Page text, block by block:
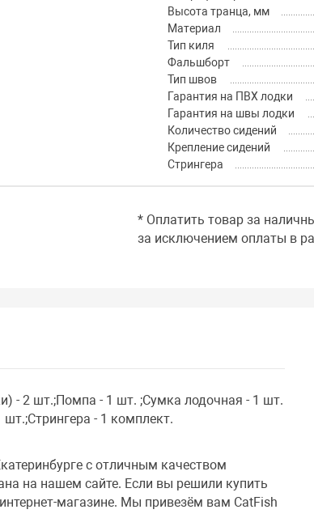
Высота транца, мм
Материал
Тип киля
Фальшборт
Тип швов
Гарантия на ПВХ лодки
Гарантия на швы лодки
Количество сидений
Крепление сидений
Стрингера
* Оплатить товар за
за исключением оплаты в
- 2 шт.;Помпа - 1 шт. ;Сумка лодочная - 1 шт.
- 1 комплект.
с отличным качеством
на нашем сайте. Если вы решили купить
магазине. Мы привезём вам CatFish